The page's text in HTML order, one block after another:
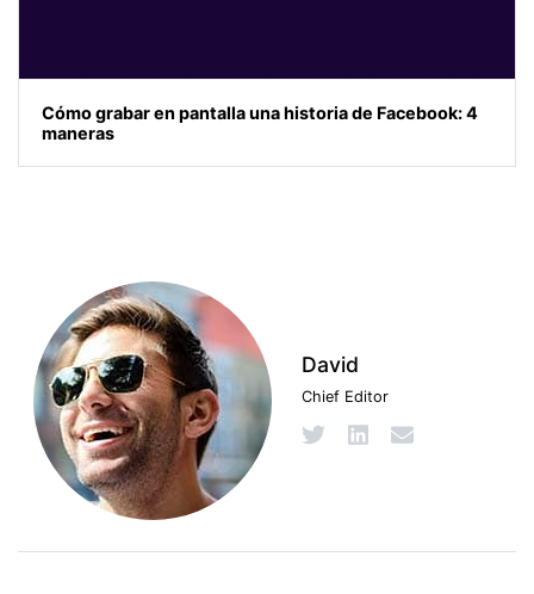
Cómo grabar en pantalla una historia de Facebook: 4
maneras
David
Chief Editor